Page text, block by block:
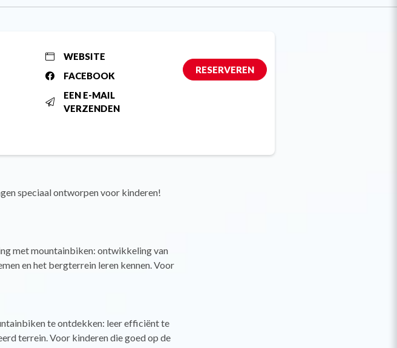
WEBSITE
FACEBOOK
EEN E-MAIL
VERZENDEN
RESERVEREN
speciaal ontworpen voor kinderen!
met mountainbiken: ontwikkeling van
en het bergterrein leren kennen. Voor
te ontdekken: leer efficiënt te
terrein. Voor kinderen die goed op de